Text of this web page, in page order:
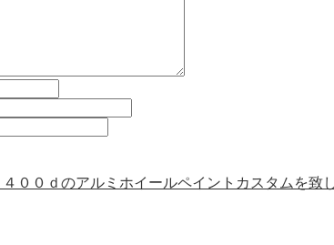
００ｄのアルミホイールペイントカスタムを致